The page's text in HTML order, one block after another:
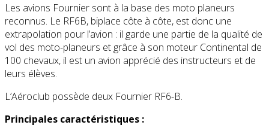
Les avions Fournier sont à la base des moto planeurs
reconnus. Le RF6B, biplace côte à côte, est donc une
extrapolation pour l’avion : il garde une partie de la qualité de
vol des moto-planeurs et grâce à son moteur Continental de
100 chevaux, il est un avion apprécié des instructeurs et de
leurs élèves.
L’Aéroclub possède deux Fournier RF6-B.
Principales caractéristiques :